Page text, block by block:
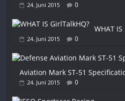
24. Juni 2015 0
WHAT
24. Juni 2015 0
Aviation Mark ST-51
24. Juni 2015 0